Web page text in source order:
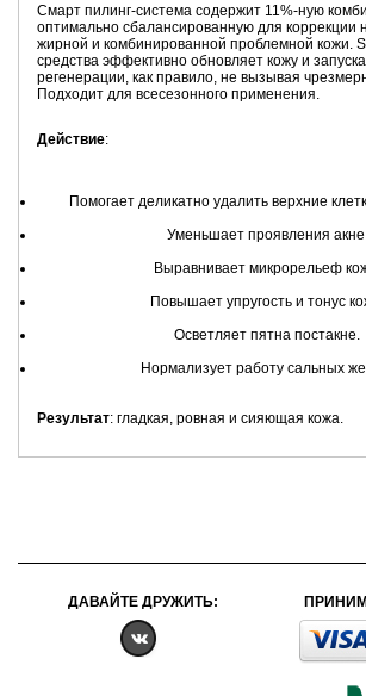
Смарт пилинг-система содержит 11%-ную
оптимально сбалансированную для коррекции
жирной и комбинированной проблемной кожи.
средства эффективно обновляет кожу и
регенерации, как правило, не вызывая
Подходит для всесезонного применения.
Действие:
Помогает деликатно удалить верхние
Уменьшает проявления акне.
Выравнивает микрорельеф
Повышает упругость и тонус
Осветляет пятна постакне.
Нормализует работу сальных
Результат: гладкая, ровная и сияющая кожа.
ДАВАЙТЕ ДРУЖИТЬ: